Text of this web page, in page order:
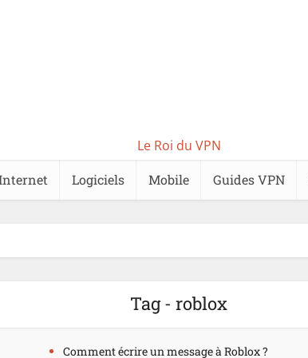
Le Roi du VPN
Logiciels Mobile Guides VPN
Tag - roblox
Comment écrire un message à Roblox ?